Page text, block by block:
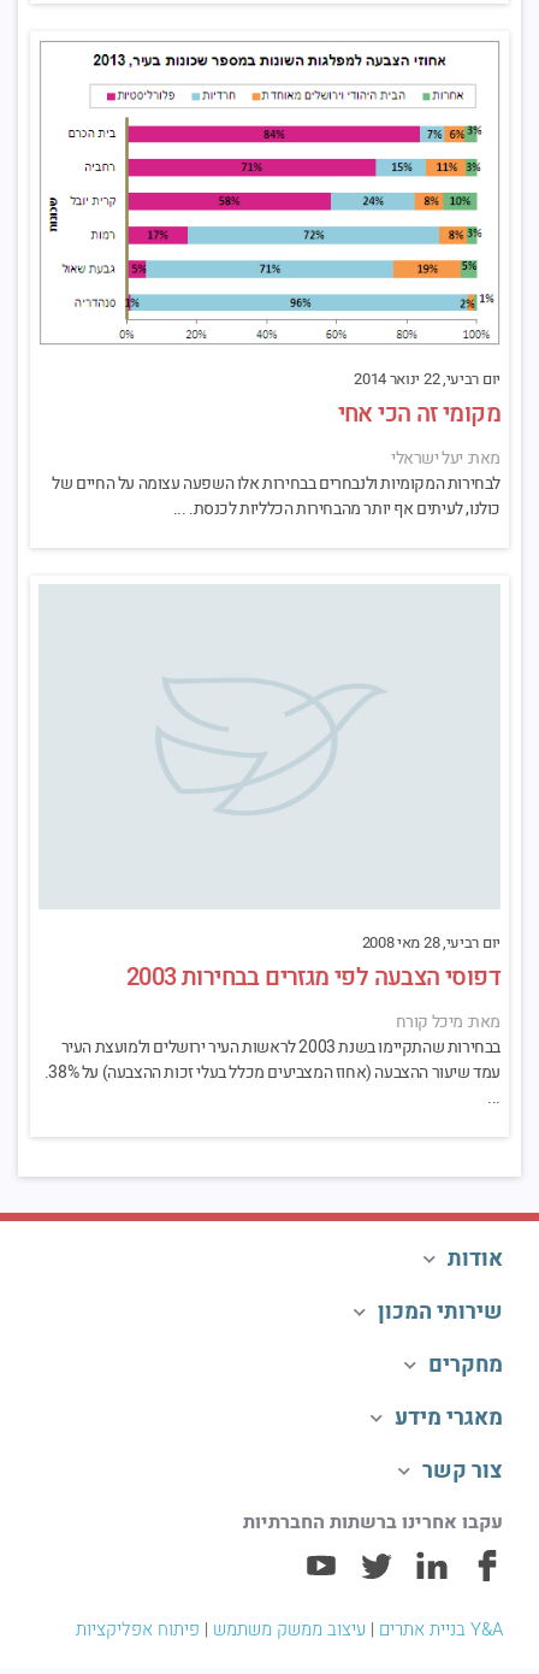
יום רביעי, 22 ינואר 2014
מקומי זה הכי אחי
מאת: יעל ישראלי
לבחירות המקומיות ולנבחרים בבחירות אלו השפעה עצומה על החיים של
כולנו, לעיתים אף יותר מהבחירות הכלליות לכנסת. ...
יום רביעי, 28 מאי 2008
דפוסי הצבעה לפי מגזרים בבחירות 2003
מאת: מיכל קורח
בבחירות שהתקיימו בשנת 2003 לראשות העיר ירושלים ולמועצת העיר
עמד שיעור ההצבעה (אחוז המצביעים מכלל בעלי זכות ההצבעה) על 38%.
...
אודות
שירותי המכון
מחקרים
מאגרי מידע
צור קשר
עקבו אחרינו ברשתות החברתיות
Y&A בניית אתרים | עיצוב ממשק משתמש | פיתוח אפליקציות